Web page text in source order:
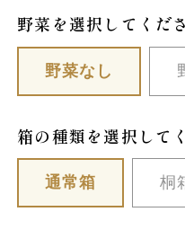
野菜を選択してくだ
野菜なし
箱の種類を選択して
通常箱 桐